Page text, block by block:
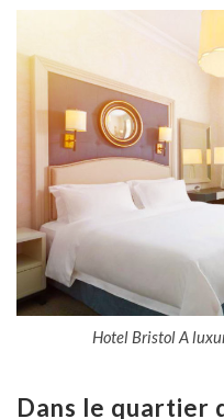
Hotel Bristol A
Dans le quartier